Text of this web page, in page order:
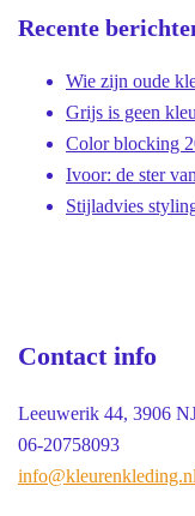
Recente
Wie zijn oude
Grijs is geen
Color blocking
Ivoor: de ster
Stijladvies
Contact info
Leeuwerik 44, 3906
06-20758093
info@kleurenkleding.nl